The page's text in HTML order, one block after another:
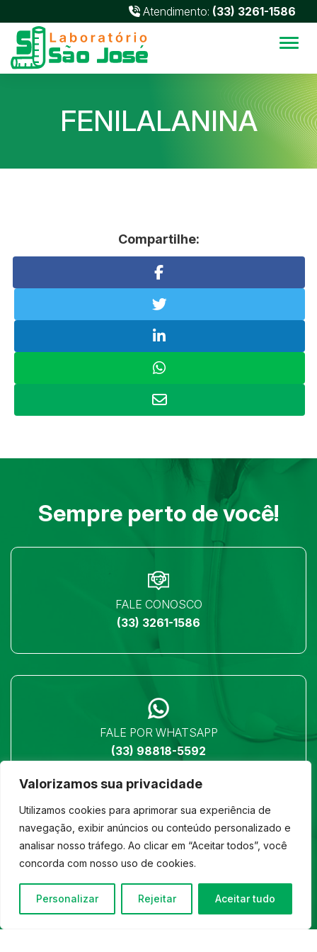
Valorizamos sua privacidade
Utilizamos cookies para aprimorar sua experiência de
navegação, exibir anúncios ou conteúdo personalizado e
analisar nosso tráfego. Ao clicar em “Aceitar todos”, você
concorda com nosso uso de cookies.
Personalizar Rejeitar Aceitar tudo
Atendimento: (33) 3261-1586
FENILALANINA
Compartilhe:
Sempre perto de você!
FALE CONOSCO
(33) 3261-1586
FALE POR WHATSAPP
(33) 98818-5592
LOCALIZAÇÃO